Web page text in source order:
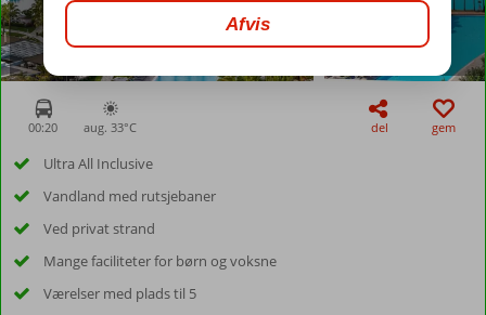
00:20 aug. 33°C del gem
Ultra All Inclusive
Vandland med rutsjebaner
Ved privat strand
Mange faciliteter for børn og voksne
Værelser med plads til 5